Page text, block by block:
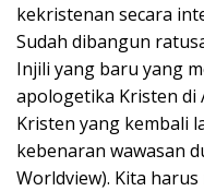
kekristenan secara
Sudah dibangun
Injili yang baru yang
apologetika Kristen di
Kristen yang kembali
kebenaran wawasan
Worldview). Kita